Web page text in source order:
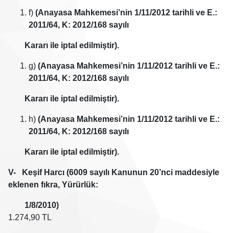
f) (Anayasa Mahkemesi’nin 1/11/2012 tarihli ve E.:
2011/64, K: 2012/168 sayılı
Kararı ile iptal edilmiştir).
g) (Anayasa Mahkemesi’nin 1/11/2012 tarihli ve E.:
2011/64, K: 2012/168 sayılı
Kararı ile iptal edilmiştir).
h) (Anayasa Mahkemesi’nin 1/11/2012 tarihli ve E.:
2011/64, K: 2012/168 sayılı
Kararı ile iptal edilmiştir).
V- Keşif Harcı (6009 sayılı Kanunun 20’nci maddesiyle
eklenen fıkra, Yürürlük:
1/8/2010)
1.274,90 TL